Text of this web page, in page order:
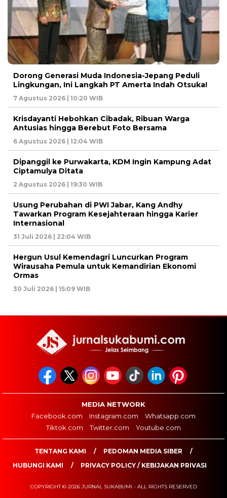
Dorong Generasi Muda Indonesia-Jepang Peduli
Lingkungan, Ini Langkah PT Amerta Indah Otsuka!
7 Agustus 2026 | 10:20 WIB
Krisdayanti Hebohkan Cibadak, Ribuan Warga
Antusias hingga Berebut Foto Bersama
6 Agustus 2026 | 12:04 WIB
Dipanggil ke Purwakarta, KDM Ingin Kampung Adat
Ciptamulya Ditata
2 Agustus 2026 | 19:30 WIB
Usung Perubahan di PWI Jabar, Kang Andhy
Tawarkan Program Kesejahteraan hingga Karier
Internasional
31 Juli 2026 | 22:04 WIB
Hergun Usul Kemendagri Luncurkan Program
Wirausaha Pemula untuk Kemandirian Ekonomi
Ormas
30 Juli 2026 | 15:09 WIB
MEDIA NETWORK
Facebook.com
Instagram.com
Whatsapp.com
Tiktok.com
Twitter.com Youtube.com
TENTANG KAMI
PEDOMAN MEDIA SIBER
HUBUNGI KAMI
PRIVACY POLICY / KEBIJAKAN PRIVASI
COPYRIGHT © 2026 JURNAL SUKABUMI - ALL RIGHTS RESERVED